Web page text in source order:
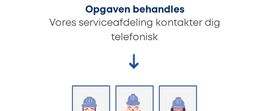
Opgaven behandles
Vores serviceafdeling kontakter dig
telefonisk